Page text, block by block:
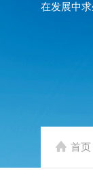
在发展中
首页